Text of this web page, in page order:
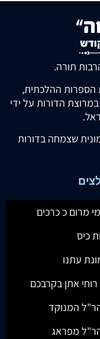
תורה.
הספרות ההלכתית,
הדורות על ידי
שצמחה בדורות
מרום כ כרכים
כיס
עתנו
אתן בקרבכם
המנוקד
מפראג